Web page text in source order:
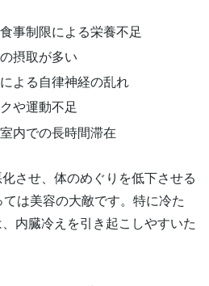
事制限による栄養不足
摂取が多い
よる自律神経の乱れ
や運動不足
内での長時間滞在
させ、体のめぐりを低下させる
は美容の大敵です。特に冷た
内臓冷えを引き起こしやすいた